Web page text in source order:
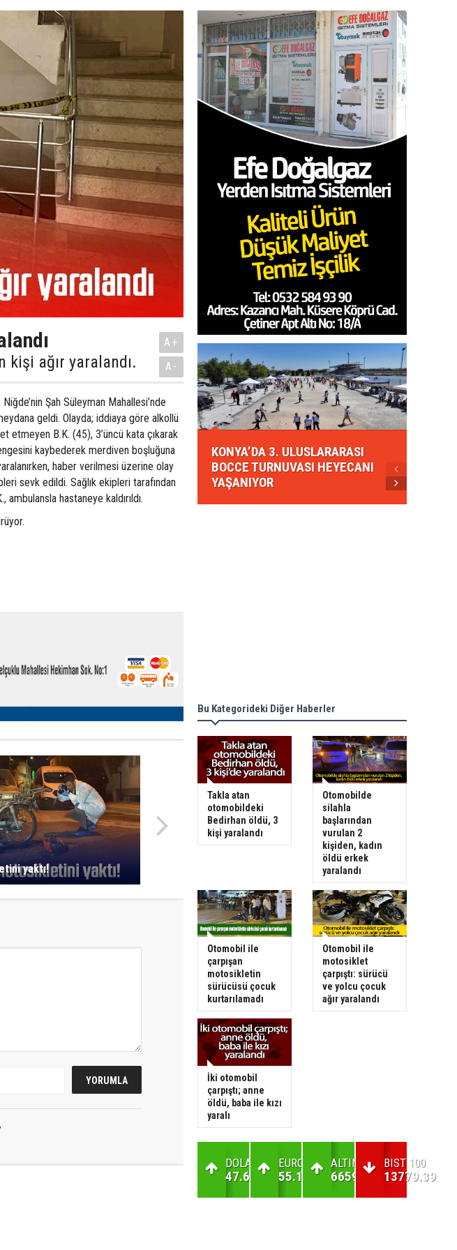
ağır yaralandı.
A+
A-
Şah Süleyman Mahallesi’nde
geldi. Olayda; iddiaya göre alkollü
etmeyen B.K. (45), 3’üncü kata çıkarak
kaybederek merdiven boşluğuna
haber verilmesi üzerine olay
sevk edildi. Sağlık ekipleri tarafından
ambulansla hastaneye kaldırıldı.
yaktı!
KONYA’DA 3. ULUSLARARASI
BOCCE TURNUVASI HEYECANI
YAŞANIYOR
Bu Kategorideki Diğer Haberler
Takla atan
otomobildeki
Bedirhan öldü, 3
kişi yaralandı
Otomobilde
silahla
başlarından
vurulan 2
kişiden, kadın
öldü erkek
yaralandı
Otomobil ile
çarpışan
motosikletin
sürücüsü çocuk
kurtarılamadı
Otomobil ile
motosiklet
çarpıştı: sürücü
ve yolcu çocuk
ağır yaralandı
İki otomobil
çarpıştı; anne
öldü, baba ile kızı
yaralı
DOLAR
47.69
EURO
55.16
ALTIN
6659.21
BIST 100
13779.39